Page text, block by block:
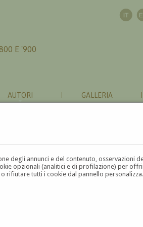
degli annunci e del contenuto, osservazioni
opzionali (analitici e di profilazione) per
rifiutare tutti i cookie dal pannello
E '900
AUTORI GALLERIA
M N O P Q R S T U